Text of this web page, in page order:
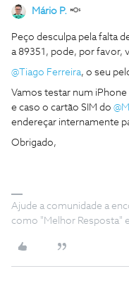
Mário P.
Peço desculpa pela falta
a 89351, pode, por favor,
@Tiago Ferreira, o seu
Vamos testar num iPhone
e caso o cartão SIM do ​
endereçar internamente
Obrigado,
Ajude a comunidade a
como "Melhor Resposta"